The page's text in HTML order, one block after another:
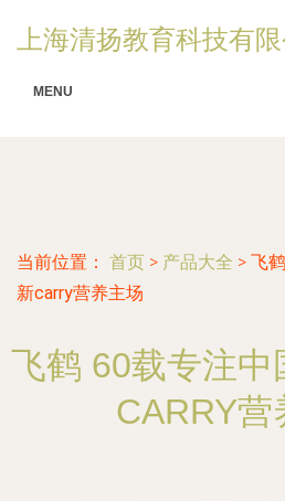
上海清扬教育科技有限
MENU
当前位置： 首页 > 产品大全 > 飞
新carry营养主场
飞鹤 60载专注中
CARRY营